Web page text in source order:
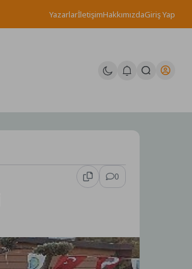
YazarlarİletişimHakkımızdaGiriş Yap
0